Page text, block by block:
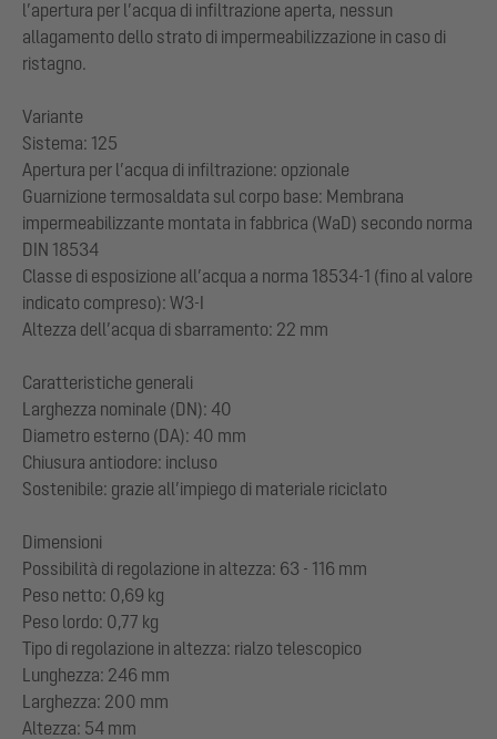
l’apertura per l’acqua di infiltrazione aperta, nessun
allagamento dello strato di impermeabilizzazione in caso di
ristagno.
Variante
Sistema: 125
Apertura per l’acqua di infiltrazione: opzionale
Guarnizione termosaldata sul corpo base: Membrana
impermeabilizzante montata in fabbrica (WaD) secondo norma
DIN 18534
Classe di esposizione all’acqua a norma 18534-1 (fino al valore
indicato compreso): W3-I
Altezza dell’acqua di sbarramento: 22 mm
Caratteristiche generali
Larghezza nominale (DN): 40
Diametro esterno (DA): 40 mm
Chiusura antiodore: incluso
Sostenibile: grazie all’impiego di materiale riciclato
Dimensioni
Possibilità di regolazione in altezza: 63 - 116 mm
Peso netto: 0,69 kg
Peso lordo: 0,77 kg
Tipo di regolazione in altezza: rialzo telescopico
Lunghezza: 246 mm
Larghezza: 200 mm
Altezza: 54 mm